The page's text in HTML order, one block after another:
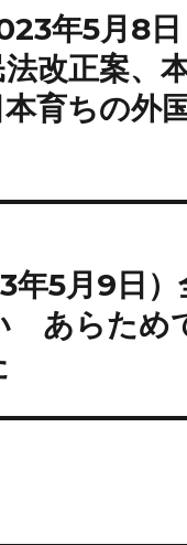
年5月8
法改正案
育ちの外
年5月9日
あらため